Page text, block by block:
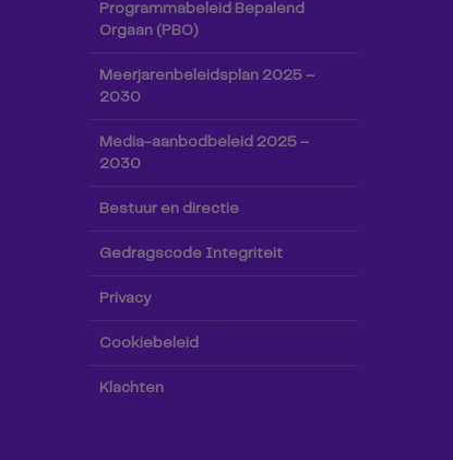
Programmabeleid Bepalend
Orgaan (PBO)
Meerjarenbeleidsplan 2025 –
2030
Media-aanbodbeleid 2025 –
2030
Bestuur en directie
Gedragscode Integriteit
Privacy
Cookiebeleid
Klachten